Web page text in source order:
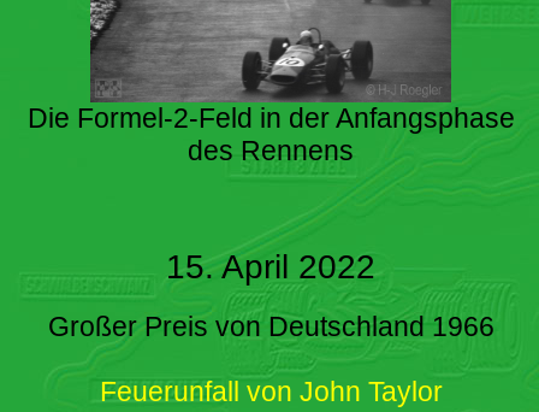
Die Formel-2-Feld in der Anfangsphase
des Rennens
15. April 2022
Großer Preis von Deutschland 1966
Feuerunfall von John Taylor